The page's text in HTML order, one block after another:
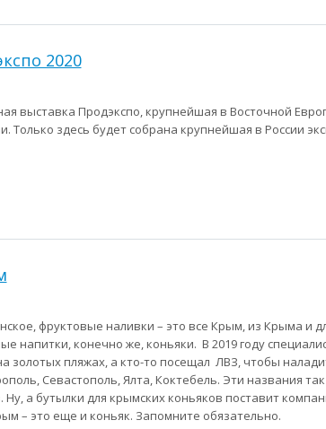
2020
выставка Продэкспо, крупнейшая в Восточной
Только здесь будет собрана крупнейшая в России
фруктовые наливки – это все Крым, из Крыма и
напитки, конечно же, коньяки. В 2019 году
золотых пляжах, а кто-то посещал ЛВЗ, чтобы
Севастополь, Ялта, Коктебель. Эти названия
а бутылки для крымских коньяков поставит
– это еще и коньяк. Запомните обязательно.